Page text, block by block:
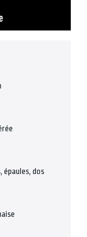
épaules, dos